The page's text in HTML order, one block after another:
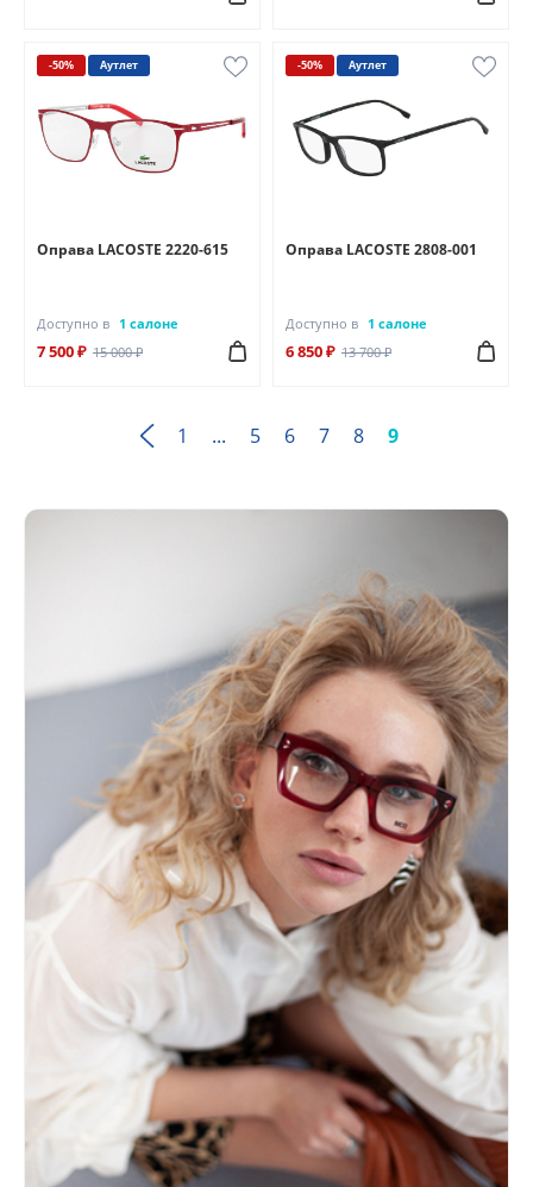
-50% Аутлет
Оправа LACOSTE 2220-615
Доступно в 1 салоне
7 500 ₽ 15 000 ₽
-50% Аутлет
Оправа LACOSTE 2808-001
Доступно в 1 салоне
6 850 ₽ 13 700 ₽
1 ... 5 6 7 8 9